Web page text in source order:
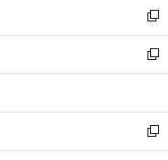
く
で
開
く
ド
ウ
で
開
ィ
ン
ド
ウ
開
く
い
ウ
ィ
ン
ウ
で
開
新
し
い
ウ
ン
ド
ウ
新
し
ウ
ィ
ン
新
し